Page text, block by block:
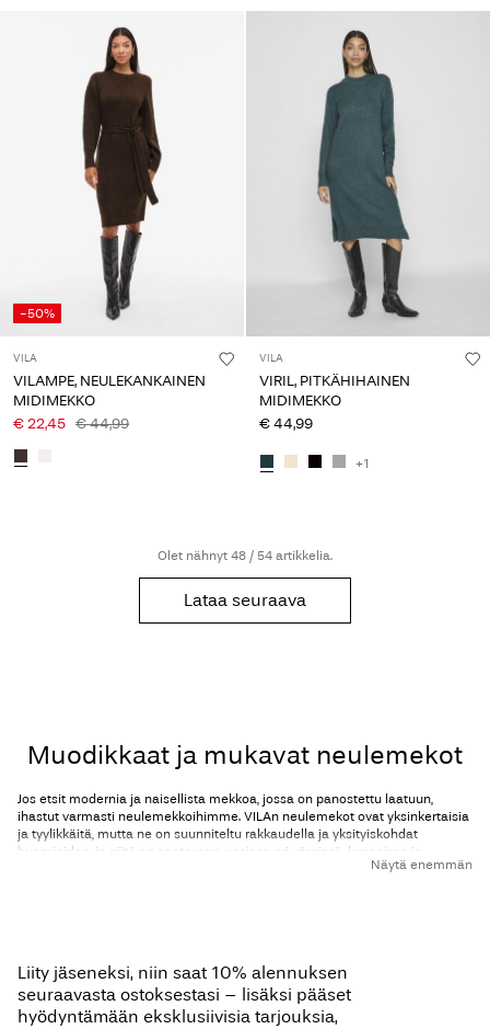
-50%
VILA
VILAMPE, NEULEKANKAINEN
MIDIMEKKO
€ 22,45 € 44,99
VILA
VIRIL, PITKÄHIHAINEN
MIDIMEKKO
€ 44,99
+1
Olet nähnyt 48 / 54 artikkelia.
Lataa seuraava
Muodikkaat ja mukavat neulemekot
Jos etsit modernia ja naisellista mekkoa, jossa on panostettu laatuun,
ihastut varmasti neulemekkoihimme. VILAn neulemekot ovat yksinkertaisia
ja tyylikkäitä, mutta ne on suunniteltu rakkaudella ja yksityiskohdat
huomioiden, ja niitä on saatavana useissa eri väreissä, kuoseissa ja
pituuksissa. Meidän mielestämme neulemekoissa on parasta se, että ne
Mekkomme on valmistettu korkealaatuisista kankaista, kuten villasta, joka
pitää sinut lämpimänä ja näyttää samalla upealta. Niitä voi käyttää
loputtomin eri tavoin valitsemistasi asusteista riippuen. Lisää
Näytä enemmän
Liity jäseneksi, niin saat 10% alennuksen
seuraavasta ostoksestasi – lisäksi pääset
hyödyntämään eksklusiivisia tarjouksia,